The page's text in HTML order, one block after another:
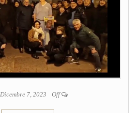
Dicembre 7, 2023 Off